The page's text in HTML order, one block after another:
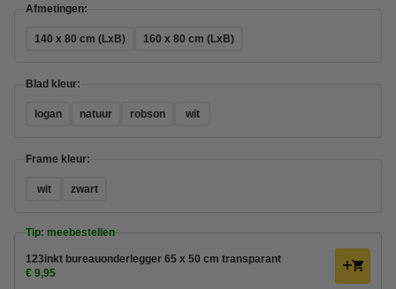
Afmetingen:
140 x 80 cm (LxB) 160 x 80 cm (LxB)
Blad kleur:
logan natuur robson wit
Frame kleur:
wit zwart
Tip: meebestellen
123inkt bureauonderlegger 65 x 50 cm transparant
€ 9,95